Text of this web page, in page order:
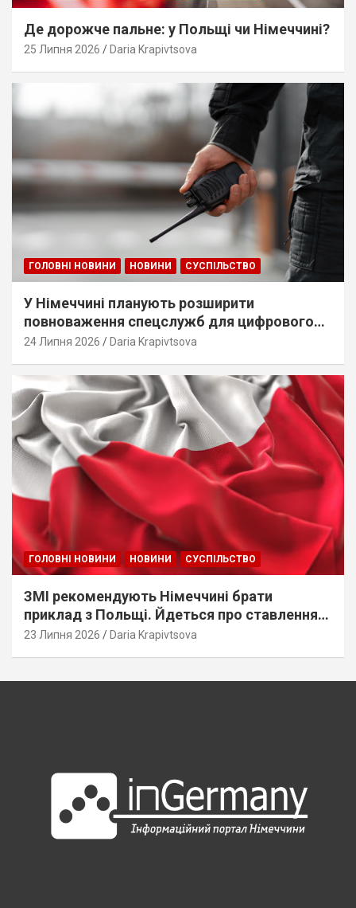
Де дорожче пальне: у Польщі чи Німеччині?
25 Липня 2026 Daria Krapivtsova
ГОЛОВНІ НОВИНИ НОВИНИ СУСПІЛЬСТВО
У Німеччині планують розширити
повноваження спецслужб для цифрового
стеження
24 Липня 2026 Daria Krapivtsova
ГОЛОВНІ НОВИНИ НОВИНИ СУСПІЛЬСТВО
ЗМІ рекомендують Німеччині брати
приклад з Польщі. Йдеться про ставлення
до українців
23 Липня 2026 Daria Krapivtsova